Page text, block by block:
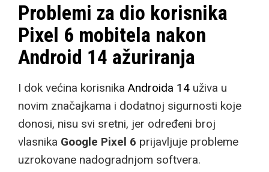
Problemi za dio korisnika
Pixel 6 mobitela nakon
Android 14 ažuriranja
I dok većina korisnika Androida 14 uživa u
novim značajkama i dodatnoj sigurnosti koje
donosi, nisu svi sretni, jer određeni broj
vlasnika Google Pixel 6 prijavljuje probleme
uzrokovane nadogradnjom softvera.